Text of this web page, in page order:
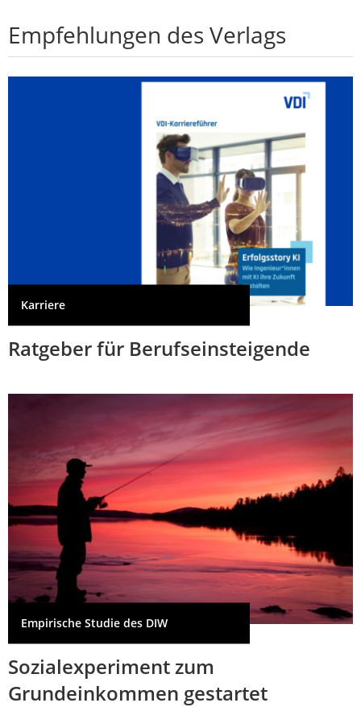
Empfehlungen des Verlags
Karriere
Ratgeber für Berufseinsteigende
Empirische Studie des DIW
Sozialexperiment zum
Grundeinkommen gestartet